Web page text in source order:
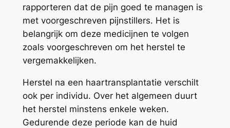
rapporteren dat de pijn goed te managen is
met voorgeschreven pijnstillers. Het is
belangrijk om deze medicijnen te volgen
zoals voorgeschreven om het herstel te
vergemakkelijken.
Herstel na een haartransplantatie verschilt
ook per individu. Over het algemeen duurt
het herstel minstens enkele weken.
Gedurende deze periode kan de huid